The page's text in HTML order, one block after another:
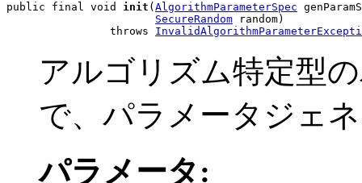
public final void init ( AlgorithmParameterSpec
SecureRandom random)
                throws
アルゴリズム特定型
で、パラメータジェ
パラメータ: